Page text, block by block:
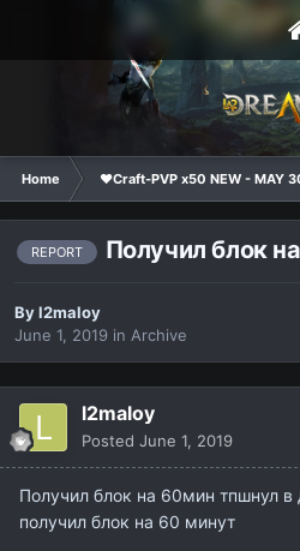
Home ❤Craft-PVP x50 NEW - MAY
REPORT Получил блок
Byl2maloy
June 1, 2019 in Archive
l2maloy
Posted June 1, 2019
Получил блок на 60мин тпшнул в
получил блок на 60 минут